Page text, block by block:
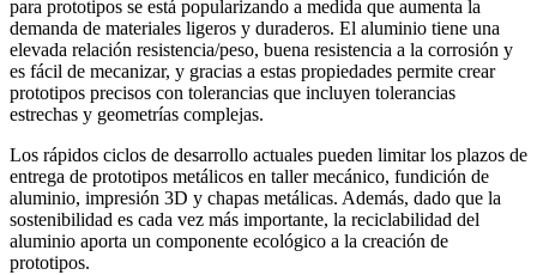
para prototipos se está popularizando a medida que aumenta la
demanda de materiales ligeros y duraderos. El aluminio tiene una
elevada relación resistencia/peso, buena resistencia a la corrosión y
es fácil de mecanizar, y gracias a estas propiedades permite crear
prototipos precisos con tolerancias que incluyen tolerancias
estrechas y geometrías complejas.
Los rápidos ciclos de desarrollo actuales pueden limitar los plazos de
entrega de prototipos metálicos en taller mecánico, fundición de
aluminio, impresión 3D y chapas metálicas. Además, dado que la
sostenibilidad es cada vez más importante, la reciclabilidad del
aluminio aporta un componente ecológico a la creación de
prototipos.